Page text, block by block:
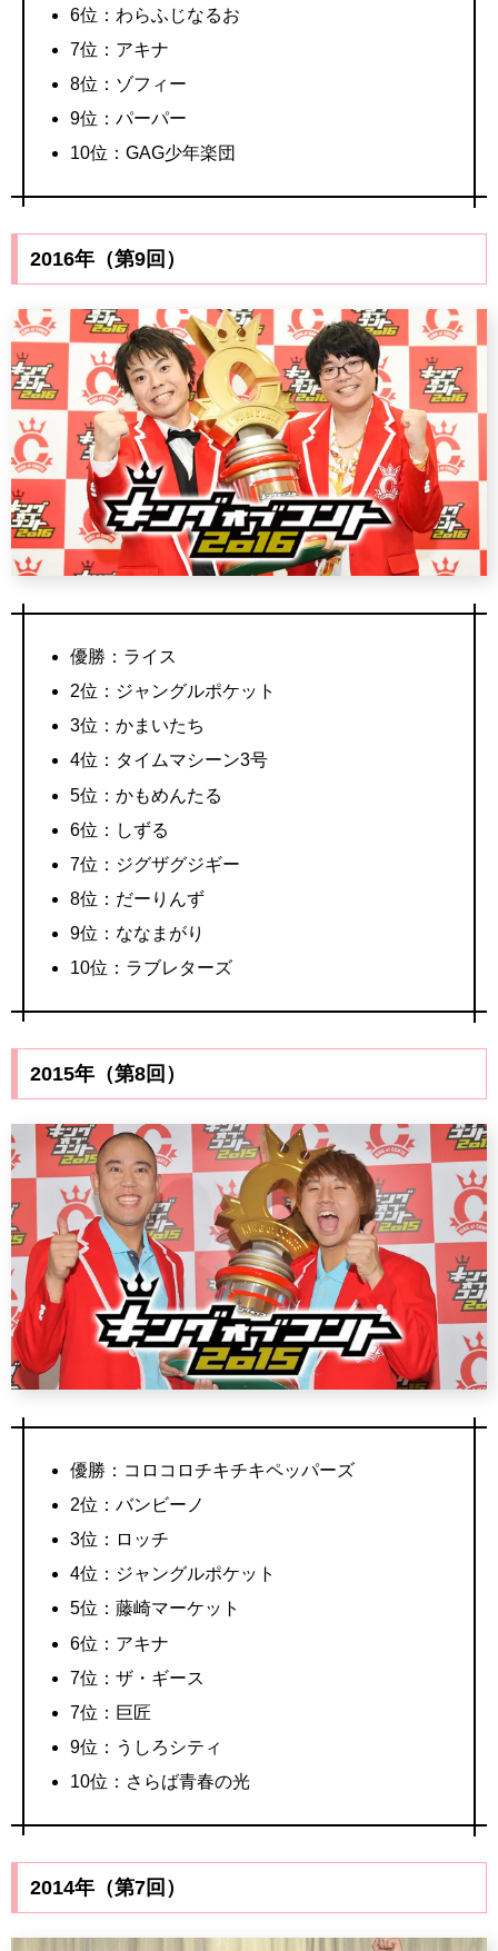
6位：わらふじなるお
7位：アキナ
8位：ゾフィー
9位：パーパー
10位：GAG少年楽団
2016年（第9回）
優勝：ライス
2位：ジャングルポケット
3位：かまいたち
4位：タイムマシーン3号
5位：かもめんたる
6位：しずる
7位：ジグザグジギー
8位：だーりんず
9位：ななまがり
10位：ラブレターズ
2015年（第8回）
優勝：コロコロチキチキペッパーズ
2位：バンビーノ
3位：ロッチ
4位：ジャングルポケット
5位：藤崎マーケット
6位：アキナ
7位：ザ・ギース
7位：巨匠
9位：うしろシティ
10位：さらば青春の光
2014年（第7回）